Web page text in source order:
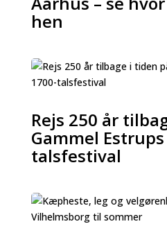
hen
Rejs 250 år
Gammel
talsfestival